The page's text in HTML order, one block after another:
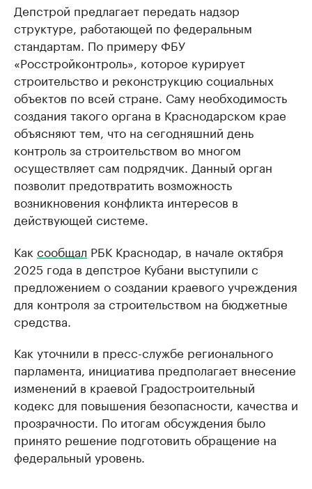
Депстрой предлагает передать надзор
структуре, работающей по федеральным
стандартам. По примеру ФБУ
«Росстройконтроль», которое курирует
строительство и реконструкцию социальных
объектов по всей стране. Саму необходимость
создания такого органа в Краснодарском крае
объясняют тем, что на сегодняшний день
контроль за строительством во многом
осуществляет сам подрядчик. Данный орган
позволит предотвратить возможность
возникновения конфликта интересов в
действующей системе.
Как сообщал РБК Краснодар, в начале октября
2025 года в депстрое Кубани выступили с
предложением о создании краевого учреждения
для контроля за строительством на бюджетные
средства.
Как уточнили в пресс-службе регионального
парламента, инициатива предполагает внесение
изменений в краевой Градостроительный
кодекс для повышения безопасности, качества и
прозрачности. По итогам обсуждения было
принято решение подготовить обращение на
федеральный уровень.